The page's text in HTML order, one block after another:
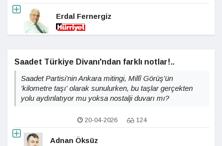
Erdal Fernergiz
Saadet Türkiye Divanı'ndan farklı notlar!..
Saadet Partisi'nin Ankara mitingi, Millî Görüş'ün
'kilometre taşı' olarak sunulurken, bu taşlar gerçekten
yolu aydınlatıyor mu yoksa nostalji duvarı mı?
20-04-2026 124
Adnan Öksüz